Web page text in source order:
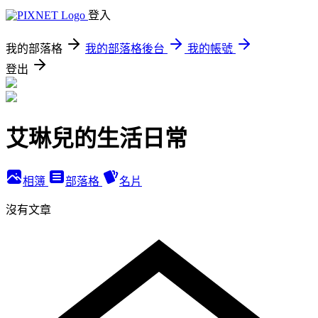
登入
我的部落格 我的部落格後台
我的帳號
登出
艾琳兒的生活日常
相簿 部落格 名片
沒有文章